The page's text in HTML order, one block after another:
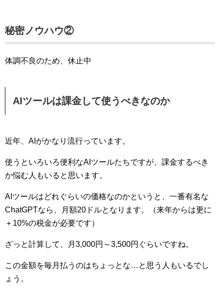
秘密ノウハウ②
体調不良のため、休止中
AIツールは課金して使うべきなのか
近年、AIがかなり流行っています。
使うといろいろ便利なAIツールたちですが、課金するべき
か悩む人もいると思います。
AIツールはどれぐらいの価格なのかというと、一番有名な
ChatGPTなら、月額20ドルとなります。（来年からは更に
＋10%の税金が必要です）
ざっと計算して、月3,000円～3,500円ぐらいですね。
この金額を毎月払うのはちょっとな…と思う人もいるでし
ょう。